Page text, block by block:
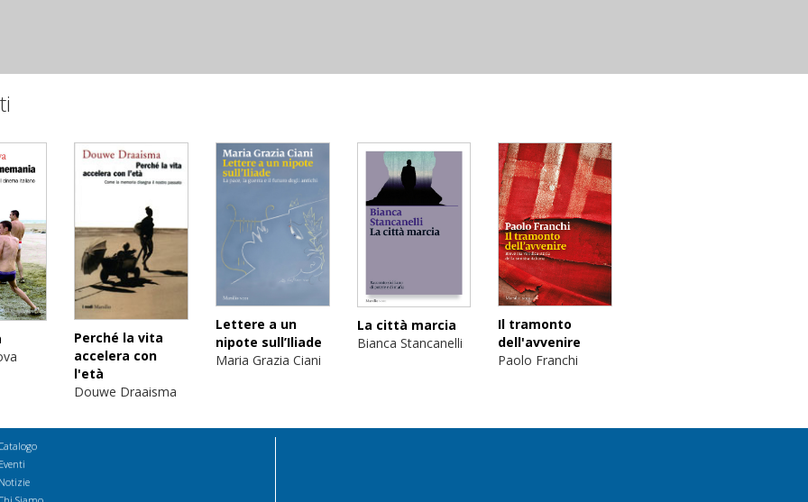
Perché la vita
accelera con
l'età
Douwe Draaisma
Lettere a un
nipote sull’Iliade
Maria Grazia Ciani
La città marcia
Bianca Stancanelli
Il tramonto
dell'avvenire
Paolo Franchi
Eventi
Notizie